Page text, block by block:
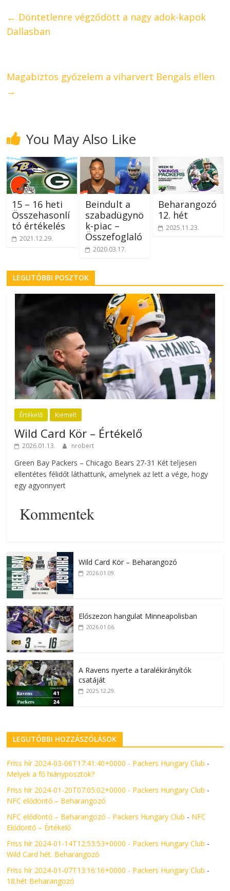
← Döntetlenre végződött a nagy adok-kapok
Dallasban
Magabiztos győzelem a viharvert Bengals ellen
→
You May Also Like
15 – 16 heti
Összehasonlí
tó értékelés
2021.12.29.
Beindult a
szabadügynö
k-piac –
Összefoglaló
2020.03.17.
Beharangozó
12. hét
2025.11.23.
LEGUTÓBBI POSZTOK
Értékelő Kiemelt
Wild Card Kör – Értékelő
2026.01.13. nrobert
Green Bay Packers – Chicago Bears 27-31 Két teljesen
ellentétes félidőt láthattunk, amelynek az lett a vége, hogy
egy agyonnyert
Kommentek
Wild Card Kör – Beharangozó
2026.01.09.
Előszezon hangulat Minneapolisban
2026.01.06.
A Ravens nyerte a taralékirányítók
csatáját
2025.12.29.
LEGUTÓBBI HOZZÁSZÓLÁSOK
Friss hír 2024-03-06T17:41:40+0000 - Packers Hungary Club -
Melyek a fő hiányposztok?
Friss hír 2024-01-20T07:05:02+0000 - Packers Hungary Club -
NFC elődöntő – Beharangozó
NFC elődöntő – Beharangozó - Packers Hungary Club - NFC
Elődöntő – Értékelő
Friss hír 2024-01-14T12:53:53+0000 - Packers Hungary Club -
Wild Card hét. Beharangozó
Friss hír 2024-01-07T13:16:16+0000 - Packers Hungary Club -
18.hét Beharangozó